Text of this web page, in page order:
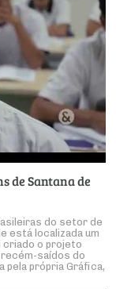
de Santana de
do setor de
está localizada um
criado o projeto
saídos do
pela própria Gráfica,